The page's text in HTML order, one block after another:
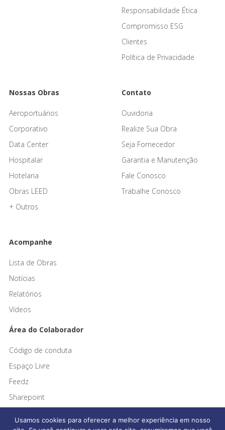
Responsabilidade Ética
Compromisso ESG
Clientes
Política de Privacidade
Nossas Obras
Aeroportuários
Corporativo
Data Center
Hospitalar
Hotelaria
Obras LEED
+ Outros
Contato
Ouvidoria
Realize Sua Obra
Seja Fornecedor
Garantia e Manutenção
Fale Conosco
Trabalhe Conosco
Acompanhe
Lista de Obras
Notícias
Relatórios
Vídeos
Área do Colaborador
Código de conduta
Espaço Livre
Feedz
Sharepoint
Usamos cookies para oferecer a melhor experiência em nosso